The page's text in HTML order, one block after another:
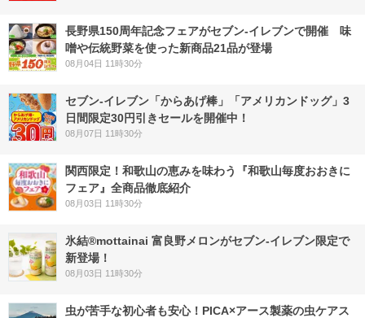
長野県150周年記念フェアがセブン-イレブンで開催 味
噌や伝統野菜を使った新商品21品が登場
08月04日 11時30分
セブン‐イレブン「からあげ棒」「アメリカンドッグ」3
日間限定30円引きセールを開催中！
08月07日 11時30分
関西限定！和歌山の恵みを味わう『和歌山毎度おおきに
フェア』全商品徹底紹介
08月03日 11時30分
氷結®mottainai 富良野メロンがセブン‐イレブン限定で
新登場！
08月03日 11時30分
虫が苦手な初心者も安心！PICA×アース製薬の虫ケアス